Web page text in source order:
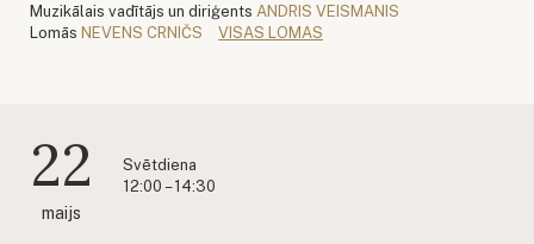
Muzikālais vadītājs un diriģents ANDRIS VEISMANIS
Lomās NEVENS CRNIČS VISAS LOMAS
22
maijs
Svētdiena
12:00 – 14:30